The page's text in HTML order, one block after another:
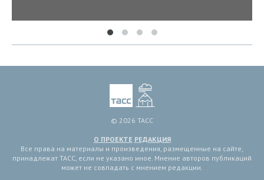
© 2026 ТАСС
О ПРОЕКТЕ РЕДАКЦИЯ
Все права на материалы и произведения, размещенные на сайте,
принадлежат ТАСС, если не указано иное. Мнение авторов публикаций
может не совпадать с мнением редакции.